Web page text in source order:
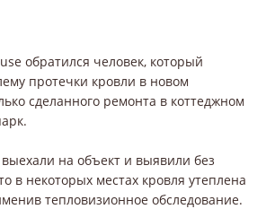
обратился человек, который
протечки кровли в новом
сделанного ремонта в коттеджном
на объект и выявили без
в некоторых местах кровля утеплена
тепловизионное обследование.